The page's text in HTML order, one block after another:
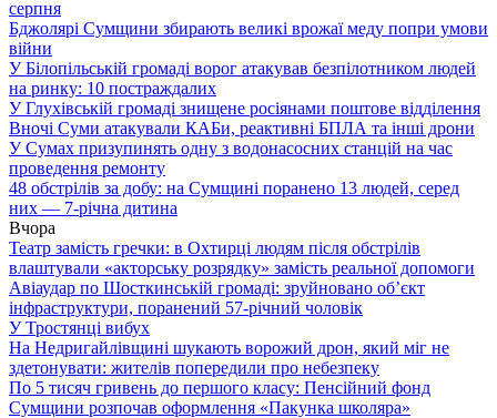
серпня
Бджолярі Сумщини збирають великі врожаї меду попри умови
війни
У Білопільській громаді ворог атакував безпілотником людей
на ринку: 10 постраждалих
У Глухівській громаді знищене росіянами поштове відділення
Вночі Суми атакували КАБи, реактивні БПЛА та інші дрони
У Сумах призупинять одну з водонасосних станцій на час
проведення ремонту
48 обстрілів за добу: на Сумщині поранено 13 людей, серед
них — 7-річна дитина
Вчора
Театр замість гречки: в Охтирці людям після обстрілів
влаштували «акторську розрядку» замість реальної допомоги
Авіаудар по Шосткинській громаді: зруйновано об’єкт
інфраструктури, поранений 57-річний чоловік
У Тростянці вибух
На Недригайлівщині шукають ворожий дрон, який міг не
здетонувати: жителів попередили про небезпеку
По 5 тисяч гривень до першого класу: Пенсійний фонд
Сумщини розпочав оформлення «Пакунка школяра»